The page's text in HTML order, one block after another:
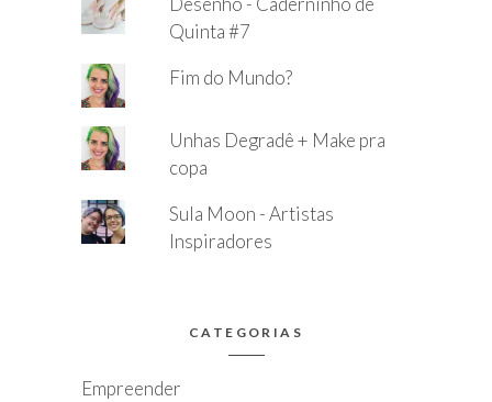
Quinta #7
Fim do Mundo?
Unhas Degradê + Make pra
copa
Sula Moon - Artistas
Inspiradores
CATEGORIAS
Empreender